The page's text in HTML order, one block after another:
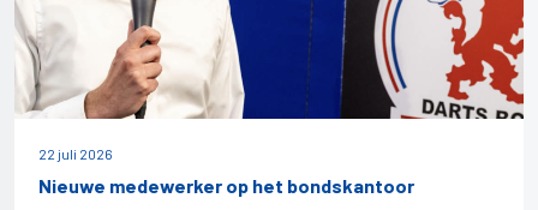
22 juli 2026
Nieuwe medewerker op het bondskantoor